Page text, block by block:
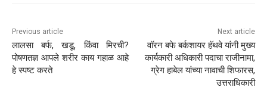
Previous article
लालसा बर्फ, खडू, किंवा मिरची?
पोषणतज्ञ आपले शरीर काय गहाळ आहे
हे स्पष्ट करते
Next article
वॉरन बफे बर्कशायर हॅथवे यांनी मुख्य
कार्यकारी अधिकारी पदाचा राजीनामा,
ग्रेग हाबेल यांच्या नावाची शिफारस,
उत्तराधिकारी